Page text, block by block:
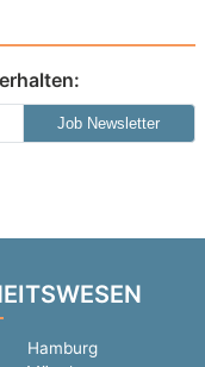
Job Newsletter
Hamburg